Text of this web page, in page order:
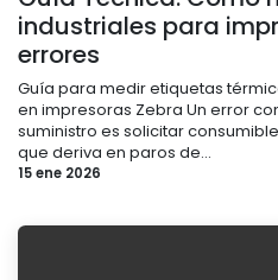
industriales para
errores
Guía para medir etiquetas
en impresoras Zebra Un error
suministro es solicitar
que deriva en paros de...
15 ene 2026